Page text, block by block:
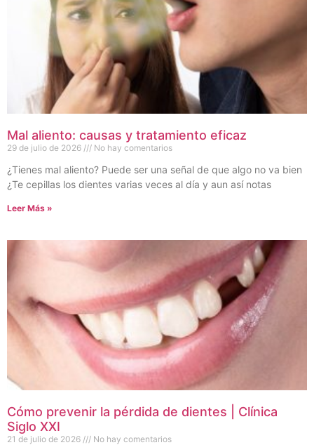
Mal aliento: causas y tratamiento eficaz
29 de julio de 2026 No hay comentarios
¿Tienes mal aliento? Puede ser una señal de que algo no va bien
¿Te cepillas los dientes varias veces al día y aun así notas
Leer Más »
Cómo prevenir la pérdida de dientes | Clínica
Siglo XXI
21 de julio de 2026 No hay comentarios